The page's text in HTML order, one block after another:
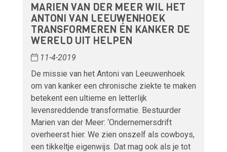
MARIEN VAN DER MEER WIL HET
ANTONI VAN LEEUWENHOEK
TRANSFORMEREN ÉN KANKER DE
WERELD UIT HELPEN
11-4-2019
De missie van het Antoni van Leeuwenhoek
om van kanker een chronische ziekte te maken
betekent een ultieme en letterlijk
levensreddende transformatie. Bestuurder
Marien van der Meer: ‘Ondernemersdrift
overheerst hier. We zien onszelf als cowboys,
een tikkeltje eigenwijs. Dat mag ook als je tot